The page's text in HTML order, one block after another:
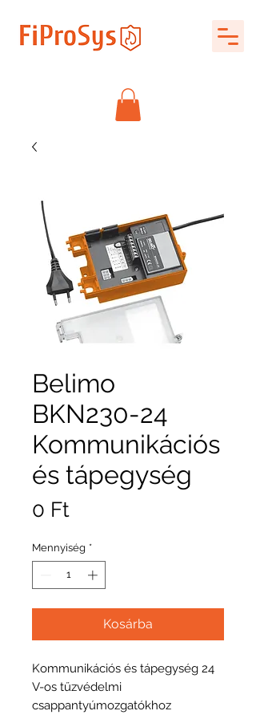
Belimo
BKN230-24
Kommunikációs
és tápegység
0 Ft
Mennyiség *
Kosárba
Kommunikációs és tápegység 24
V-os tűzvédelmi
csappantyúmozgatókhoz